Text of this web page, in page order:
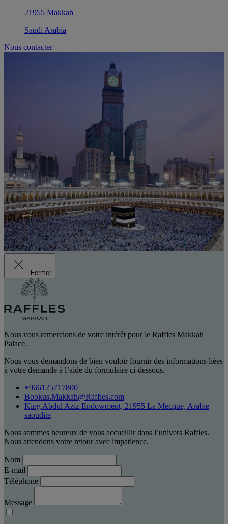
21955 Makkah
Saudi Arabia
Nous contacter
Fermer
Nous vous remercions de votre intérêt pour le Raffles Makkah
Palace.
Nous vous demandons de bien vouloir fournir des informations liées
à votre demande à l’aide du formulaire ci-dessous.
+966125717800
Bookus.Makkah@Raffles.com
King Abdul Aziz Endowment, 21955 La Mecque, Arabie
saoudite
Nous sommes heureux de vous accueillir dans l’univers Raffles.
Nous attendons votre retour avec impatience.
Nom
E-mail
Téléphone
Message